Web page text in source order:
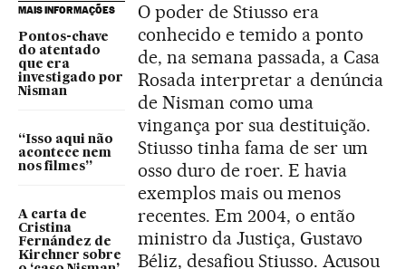
MAIS INFORMAÇÕES
Pontos-chave
do atentado
que era
investigado por
Nisman
“Isso aqui não
acontece nem
nos filmes”
A carta de
Cristina
Fernández de
Kirchner sobre
O poder de Stiusso era
conhecido e temido a ponto
de, na semana passada, a Casa
Rosada interpretar a denúncia
de Nisman como uma
vingança por sua destituição.
Stiusso tinha fama de ser um
osso duro de roer. E havia
exemplos mais ou menos
recentes. Em 2004, o então
ministro da Justiça, Gustavo
Béliz, desafiou Stiusso. Acusou